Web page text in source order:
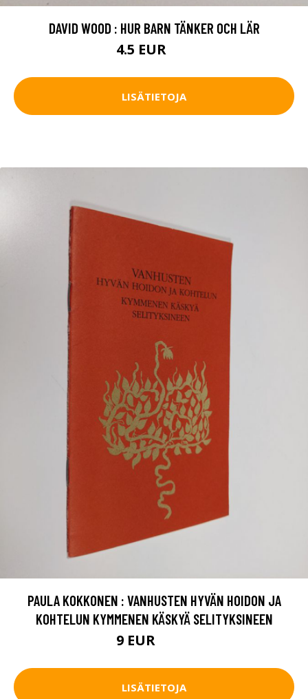
DAVID WOOD : HUR BARN TÄNKER OCH LÄR
4.5 EUR
LISÄTIETOJA
PAULA KOKKONEN : VANHUSTEN HYVÄN HOIDON JA
KOHTELUN KYMMENEN KÄSKYÄ SELITYKSINEEN
9 EUR
LISÄTIETOJA